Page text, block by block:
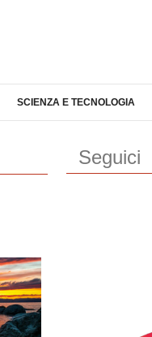
SCIENZA E TECNOLOGIA
Seguici